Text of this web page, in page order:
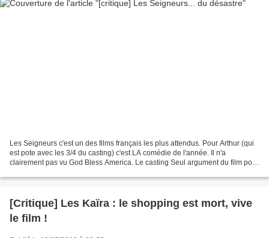
Les Seigneurs c'est un des films français les plus attendus. Pour Arthur (qui
est pote avec les 3/4 du casting) c'est LA comédie de l'année. Il n'a
clairement pas vu God Bless America. Le casting Seul argument du film pour
[Critique] Les Kaïra : le shopping est mort, vive
le film !